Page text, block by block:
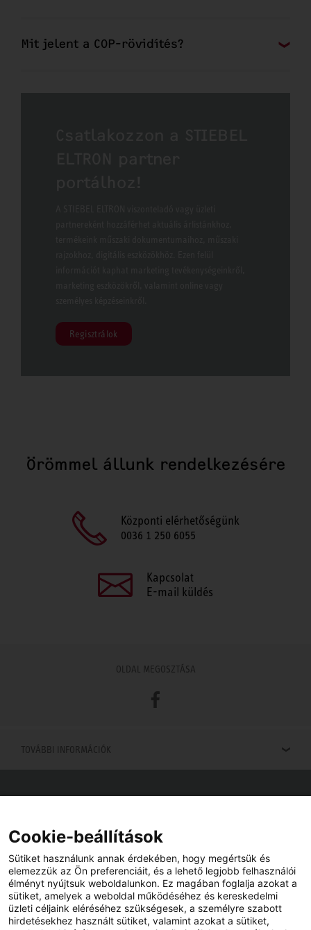
Mit jelent a COP-rövidítés?
Regisztrálok
Örömmel állunk rendelkezésére
Központi elérhetőségünk
0036 1 250 6055
Kapcsolat
E-mail küldés
OLDAL MEGOSZTÁSA
Facebook
TOVÁBBI INFORMÁCIÓK
Viszonteladót keres az Ön közelében? Nem probléma.
Cookie-beállítások
Sütiket használunk annak érdekében, hogy megértsük és
elemezzük az Ön preferenciáit, és a lehető legjobb felhasználói
élményt nyújtsuk weboldalunkon. Ez magában foglalja azokat a
sütiket, amelyek a weboldal működéséhez és kereskedelmi
üzleti céljaink eléréséhez szükségesek, a személyre szabott
hirdetésekhez használt sütiket, valamint azokat a sütiket,